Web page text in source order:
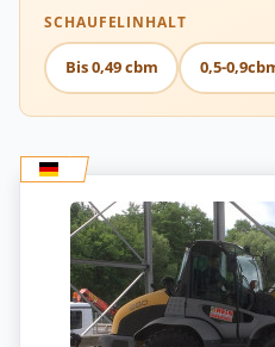
SCHAUFELINHALT
Bis 0,49 cbm 0,5-